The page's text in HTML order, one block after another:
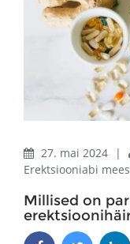
27. mai 2024 |
Erektsiooniabi
Millised on